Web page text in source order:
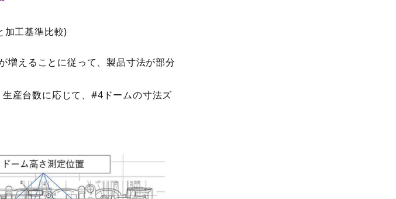
工基準比較)
増えることに従って、製品寸法が部分
産台数に応じて、#4ドームの寸法ズ